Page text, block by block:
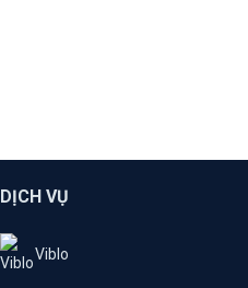
DỊCH VỤ
Viblo